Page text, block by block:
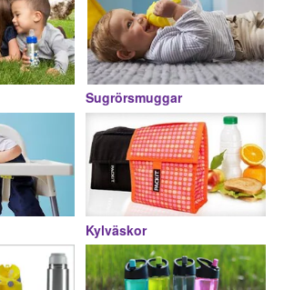
Sugrörsmuggar
Kylväskor